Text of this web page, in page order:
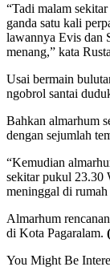
“Tadi malam
ganda satu kali
lawannya Evis dan
menang,” kata
Usai bermain
ngobrol santai
Bahkan almarhum
dengan sejumlah
“Kemudian
sekitar pukul 23.30
meninggal di rumah
Almarhum
di Kota Pagaralam.
You Might Be